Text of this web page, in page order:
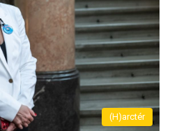
(H)arctér